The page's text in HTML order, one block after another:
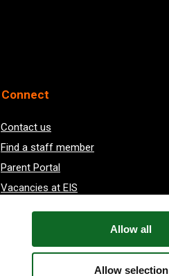
Allow all
Allow selection
Connect
Contact us
Find a staff member
Parent Portal
Vacancies at EIS